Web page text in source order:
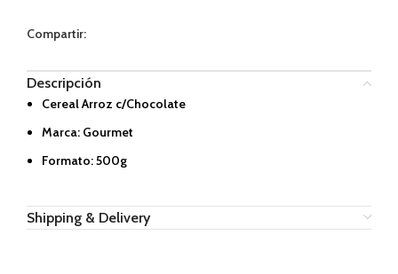
Compartir:
Descripción
Cereal Arroz c/Chocolate
Marca: Gourmet
Formato: 500g
Shipping & Delivery